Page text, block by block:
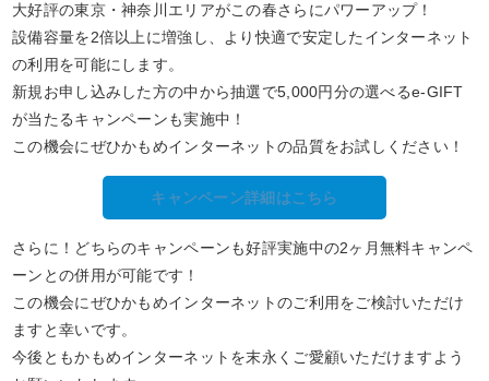
大好評の東京・神奈川エリアがこの春さらにパワーアップ！
設備容量を2倍以上に増強し、より快適で安定したインターネット
の利用を可能にします。
新規お申し込みした方の中から抽選で5,000円分の選べるe-GIFT
が当たるキャンペーンも実施中！
この機会にぜひかもめインターネットの品質をお試しください！
キャンペーン詳細はこちら
さらに！どちらのキャンペーンも好評実施中の2ヶ月無料キャンペ
ーンとの併用が可能です！
この機会にぜひかもめインターネットのご利用をご検討いただけ
ますと幸いです。
今後ともかもめインターネットを末永くご愛顧いただけますよう